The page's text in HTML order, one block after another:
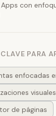
Apps con
PARA
enfocadas
visuales
de páginas